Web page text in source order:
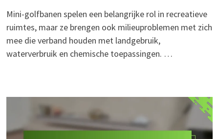
Mini-golfbanen spelen een belangrijke rol in recreatieve
ruimtes, maar ze brengen ook milieuproblemen met zich
mee die verband houden met landgebruik,
waterverbruik en chemische toepassingen. …